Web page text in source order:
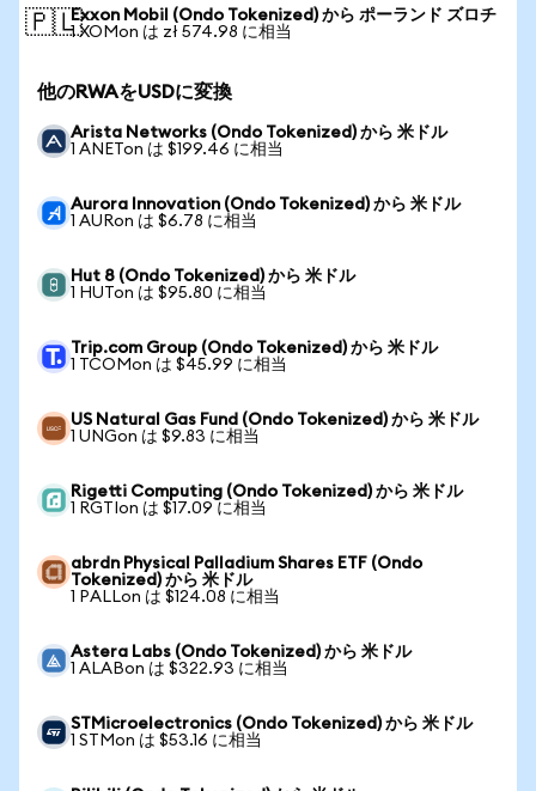
🇵🇱Exxon Mobil (Ondo Tokenized) から ポーランド ズロチ
1 XOMon は zł 574.98 に相当
他のRWAをUSDに変換
Arista Networks (Ondo Tokenized) から 米ドル
1 ANETon は $199.46 に相当
Aurora Innovation (Ondo Tokenized) から 米ドル
1 AURon は $6.78 に相当
Hut 8 (Ondo Tokenized) から 米ドル
1 HUTon は $95.80 に相当
Trip.com Group (Ondo Tokenized) から 米ドル
1 TCOMon は $45.99 に相当
US Natural Gas Fund (Ondo Tokenized) から 米ドル
1 UNGon は $9.83 に相当
Rigetti Computing (Ondo Tokenized) から 米ドル
1 RGTIon は $17.09 に相当
abrdn Physical Palladium Shares ETF (Ondo
Tokenized) から 米ドル
1 PALLon は $124.08 に相当
Astera Labs (Ondo Tokenized) から 米ドル
1 ALABon は $322.93 に相当
STMicroelectronics (Ondo Tokenized) から 米ドル
1 STMon は $53.16 に相当